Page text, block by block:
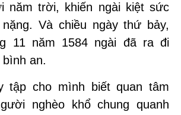
năm trời, khiến ngài kiệt sức
Và chiều ngày thứ bảy,
11 năm 1584 ngài đã ra đi
an.
tập cho mình biết quan tâm
nghèo khổ chung quanh